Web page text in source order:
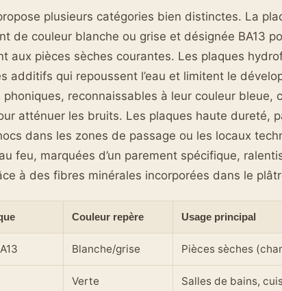
plusieurs catégories bien distinctes. La
de couleur blanche ou grise et désignée BA13
aux pièces sèches courantes. Les plaques
additifs qui repoussent l’eau et limitent le
phoniques, reconnaissables à leur couleur bleue,
atténuer les bruits. Les plaques haute dureté,
dans les zones de passage ou les locaux
feu, marquées d’un parement spécifique,
à des fibres minérales incorporées dans le
Couleur repère Usage principal
Blanche/grise Pièces sèches
Verte Salles de bains,